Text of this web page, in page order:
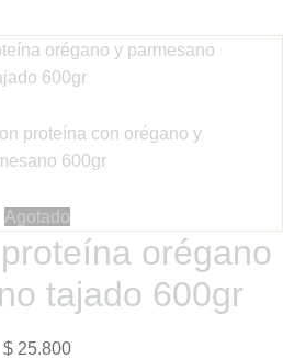
Agotado
orégano
tajado 600gr
$ 25.800